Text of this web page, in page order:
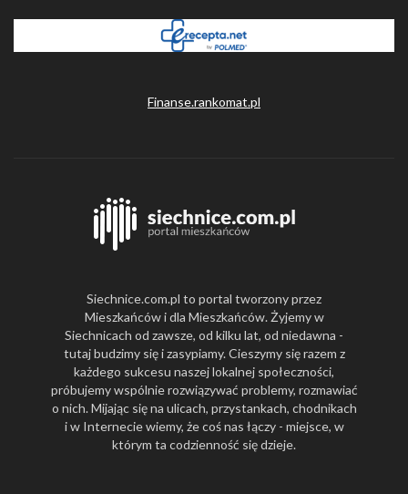
Finanse.rankomat.pl
Siechnice.com.pl to portal tworzony przez
Mieszkańców i dla Mieszkańców. Żyjemy w
Siechnicach od zawsze, od kilku lat, od niedawna -
tutaj budzimy się i zasypiamy. Cieszymy się razem z
każdego sukcesu naszej lokalnej społeczności,
próbujemy wspólnie rozwiązywać problemy, rozmawiać
o nich. Mijając się na ulicach, przystankach, chodnikach
i w Internecie wiemy, że coś nas łączy - miejsce, w
którym ta codzienność się dzieje.